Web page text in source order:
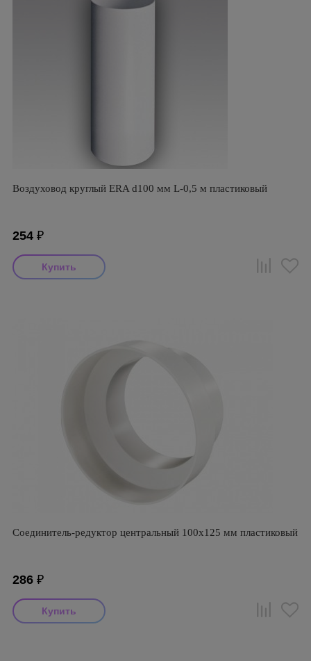
Воздуховод круглый ERA d100 мм L-0,5 м пластиковый
254 ₽
Соединитель-редуктор центральный 100х125 мм пластиковый
286 ₽